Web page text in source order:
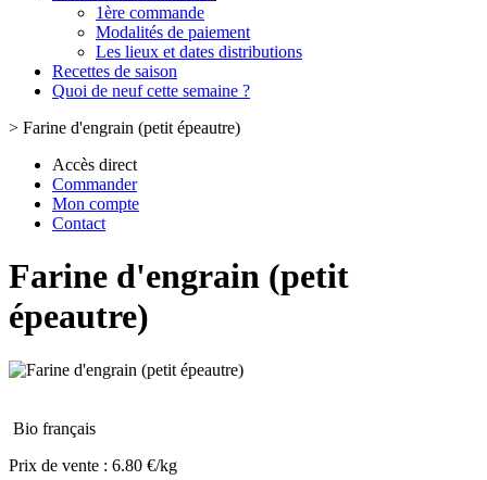
1ère commande
Modalités de paiement
Les lieux et dates distributions
Recettes de saison
Quoi de neuf cette semaine ?
> Farine d'engrain (petit épeautre)
Accès direct
Commander
Mon compte
Contact
Farine d'engrain (petit
épeautre)
Bio français
Prix de vente : 6.80 €/kg